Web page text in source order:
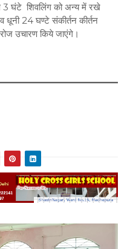
3 घंटे शिवलिंग को अन्य में रखे
धूनी 24 घण्टे संकीर्तन कीर्तन
उचारण किये जाएंगे।